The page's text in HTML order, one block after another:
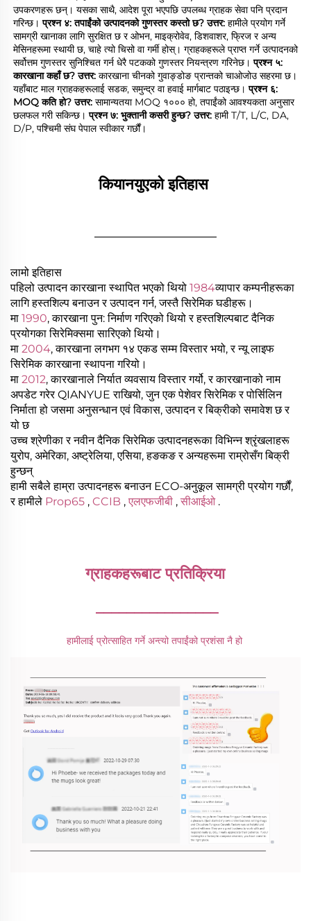
उपकरणहरू छन्। यसका साथै, आदेश पूरा भएपछि उपलब्ध ग्राहक सेवा पनि प्रदान
गरिन्छ। प्रश्न ४: तपाईंको उत्पादनको गुणस्तर कस्तो छ? उत्तर: हामीले प्रयोग गर्ने
सामग्री खानाका लागि सुरक्षित छ र ओभन, माइक्रोवेव, डिशवाशर, फ्रिज र अन्य
मेसिनहरूमा स्थायी छ, चाहे त्यो चिसो वा गर्मी होस्। ग्राहकहरूले प्राप्त गर्ने उत्पादनको
सर्वोत्तम गुणस्तर सुनिश्चित गर्न धेरै पटकको गुणस्तर नियन्त्रण गरिनेछ। प्रश्न ५:
कारखाना कहाँ छ? उत्तर: कारखाना चीनको गुवाङ्डोङ प्रान्तको चाओजोउ सहरमा छ।
यहाँबाट माल ग्राहकहरूलाई सडक, समुन्द्र वा हवाई मार्गबाट पठाइन्छ। प्रश्न ६:
MOQ कति हो? उत्तर: सामान्यतया MOQ १००० हो, तपाईंको आवश्यकता अनुसार
छलफल गरी सकिन्छ। प्रश्न ७: भुक्तानी कसरी हुन्छ? उत्तर: हामी T/T, L/C, DA,
D/P, पश्चिमी संघ पेपाल स्वीकार गर्छौं।
कियानयुएको इतिहास
लामो इतिहास
पहिलो उत्पादन कारखाना स्थापित भएको थियो 1984व्यापार कम्पनीहरूका
लागि हस्तशिल्प बनाउन र उत्पादन गर्न, जस्तै सिरेमिक घडीहरू।
मा 1990, कारखाना पुन: निर्माण गरिएको थियो र हस्तशिल्पबाट दैनिक
प्रयोगका सिरेमिक्समा सारिएको थियो।
मा 2004, कारखाना लगभग १४ एकड सम्म विस्तार भयो, र न्यू लाइफ
सिरेमिक कारखाना स्थापना गरियो।
मा 2012, कारखानाले निर्यात व्यवसाय विस्तार गर्यो, र कारखानाको नाम
अपडेट गरेर QIANYUE राखियो, जुन एक पेशेवर सिरेमिक र पोर्सिलिन
निर्माता हो जसमा अनुसन्धान एवं विकास, उत्पादन र बिक्रीको समावेश छ र
यो छ
उच्च श्रेणीका र नवीन दैनिक सिरेमिक उत्पादनहरूका विभिन्न श्रृंखलाहरू
युरोप, अमेरिका, अष्ट्रेलिया, एसिया, हङकङ र अन्यहरूमा राम्रोसँग बिक्री
हुन्छन्
हामी सबैले हाम्रा उत्पादनहरू बनाउन ECO-अनुकूल सामग्री प्रयोग गर्छौं,
र हामीले Prop65 , CCIB , एलएफजीबी , सीआईओ .
ग्राहकहरूबाट प्रतिक्रिया
________________
हामीलाई प्रोत्साहित गर्ने अन्त्यो तपाईंको प्रशंसा नै हो